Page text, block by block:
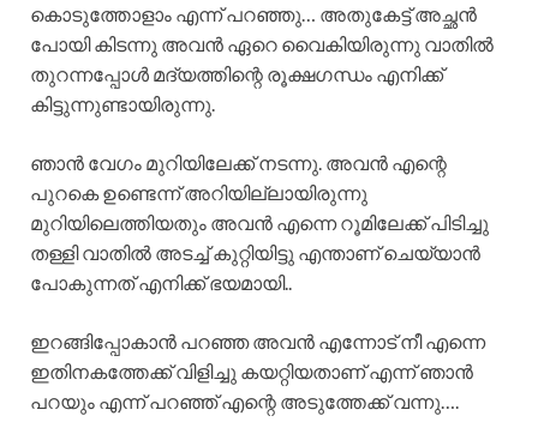
കൊടുത്തോളാം എന്ന് പറഞ്ഞു… അതുകേട്ട് അച്ഛൻ
പോയി കിടന്നു അവൻ ഏറെ വൈകിയിരുന്നു വാതിൽ
തുറന്നപ്പോൾ മദ്യത്തിന്റെ രൂക്ഷഗന്ധം എനിക്ക്
കിട്ടുന്നുണ്ടായിരുന്നു.
ഞാൻ വേഗം മുറിയിലേക്ക് നടന്നു. അവൻ എന്റെ
പുറകെ ഉണ്ടെന്ന് അറിയില്ലായിരുന്നു
മുറിയിലെത്തിയതും അവൻ എന്നെ റൂമിലേക്ക് പിടിച്ചു
തള്ളി വാതിൽ അടച്ച് കുറ്റിയിട്ടു എന്താണ് ചെയ്യാൻ
പോകുന്നത് എനിക്ക് ഭയമായി..
ഇറങ്ങിപ്പോകാൻ പറഞ്ഞ അവൻ എന്നോട് നീ എന്നെ
ഇതിനകത്തേക്ക് വിളിച്ചു കയറ്റിയതാണ് എന്ന് ഞാൻ
പറയും എന്ന് പറഞ്ഞ് എന്റെ അടുത്തേക്ക് വന്നു….